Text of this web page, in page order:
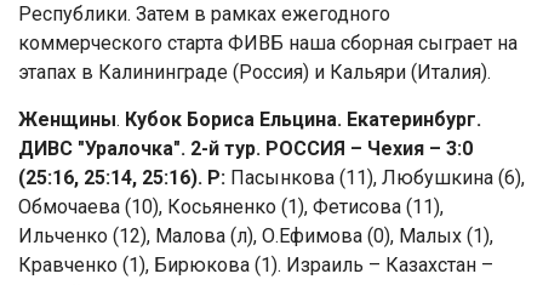
Республики. Затем в рамках ежегодного
коммерческого старта ФИВБ наша сборная сыграет на
этапах в Калининграде (Россия) и Кальяри (Италия).
Женщины. Кубок Бориса Ельцина. Екатеринбург.
ДИВС "Уралочка". 2-й тур. РОССИЯ – Чехия – 3:0
(25:16, 25:14, 25:16). Р: Пасынкова (11), Любушкина (6),
Обмочаева (10), Косьяненко (1), Фетисова (11),
Ильченко (12), Малова (л), О.Ефимова (0), Малых (1),
Кравченко (1), Бирюкова (1). Израиль – Казахстан –